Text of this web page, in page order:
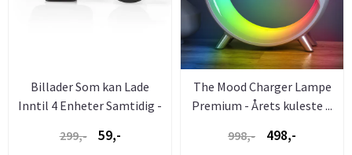
Billader Som kan Lade
Inntil 4 Enheter Samtidig -
299,- 59,-
The Mood Charger Lampe
Premium - Årets kuleste ...
998,-
498,-